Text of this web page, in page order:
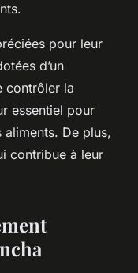
pour leur
d’un
contrôler la
essentiel pour
De plus,
contribue à leur